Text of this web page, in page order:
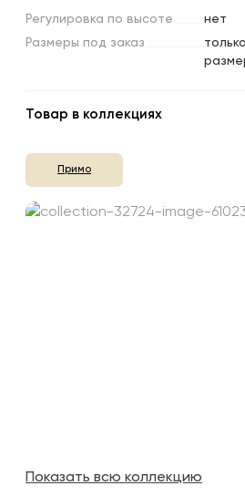
Регулировка по высоте
нет
Размеры под заказ
Товар в коллекциях
Примо
Показать всю коллекцию